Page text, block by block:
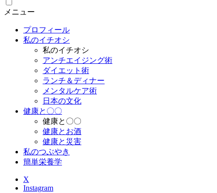
メニュー
プロフィール
私のイチオシ
私のイチオシ
アンチエイジング術
ダイエット術
ランチ＆ディナー
メンタルケア術
日本の文化
健康と〇〇
健康と〇〇
健康とお酒
健康と災害
私のつぶやき
簡単栄養学
X
Instagram